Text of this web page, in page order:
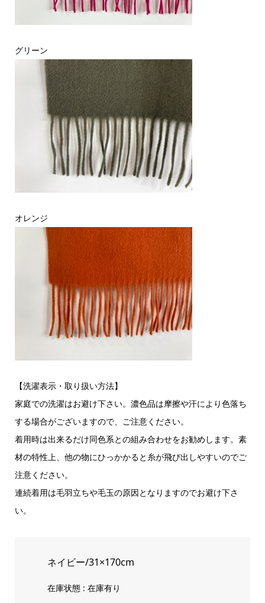
グリーン
オレンジ
【洗濯表示・取り扱い方法】
家庭での洗濯はお避け下さい。濃色品は摩擦や汗により色落ち
する場合がございますので、ご注意ください。
着用時は出来るだけ同色系との組み合わせをお勧めします。素
材の特性上、他の物にひっかかると糸が飛び出しやすいのでご
注意ください。
連続着用は毛羽立ちや毛玉の原因となりますのでお避け下さ
い。
ネイビー/31×170cm
在庫状態 : 在庫有り